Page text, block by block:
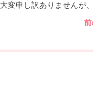
大変申し訳ありませんが
前